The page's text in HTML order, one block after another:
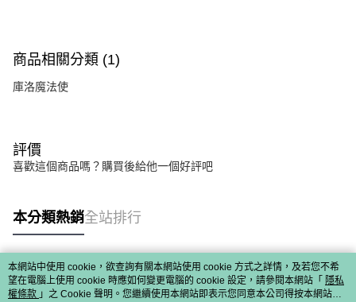
商品相關分類 (1)
庫洛魔法使
評價
喜歡這個商品嗎？購買後給他一個好評吧
本分類熱銷全站排行
熱門標籤
本網站中使用 cookie，欲查詢有關本網站使用 cookie 方式之詳情，及若您不希
望在電腦上使用 cookie 時應如何變更電腦的 cookie 設定，請參閱本網站「 隱私
權條款 」之 Cookie 聲明。您繼續使用本網站即表示您同意本公司得按本網站使